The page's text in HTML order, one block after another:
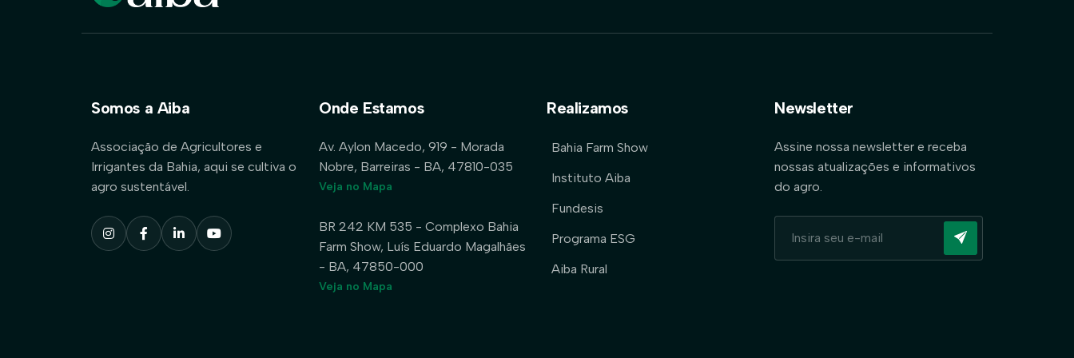
Somos a Aiba
Associação de Agricultores e
Irrigantes da Bahia, aqui se cultiva o
agro sustentável.
Onde Estamos
Av. Aylon Macedo, 919 - Morada
Nobre, Barreiras - BA, 47810-035
Veja no Mapa
BR 242 KM 535 - Complexo Bahia
Farm Show, Luís Eduardo Magalhães
- BA, 47850-000
Veja no Mapa
Realizamos
Bahia Farm Show
Instituto Aiba
Fundesis
Programa ESG
Aiba Rural
Newsletter
Assine nossa newsletter e receba
nossas atualizações e informativos
do agro.